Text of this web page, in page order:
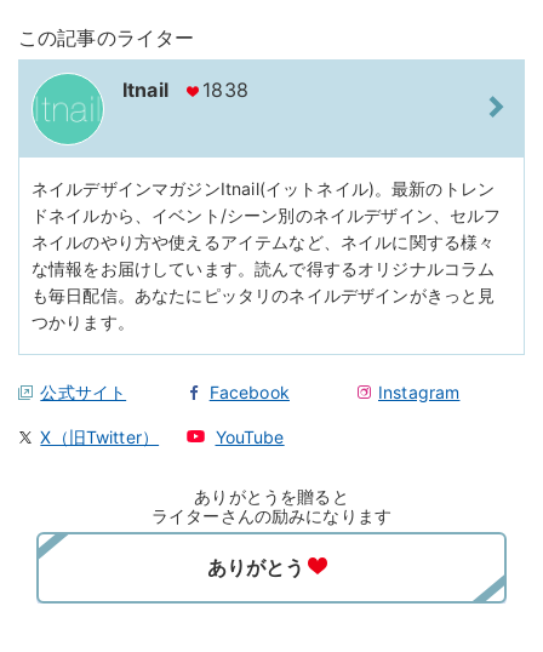
この記事のライター
Itnail 1838
ネイルデザインマガジンItnail(イットネイル)。最新のトレン
ドネイルから、イベント/シーン別のネイルデザイン、セルフ
ネイルのやり方や使えるアイテムなど、ネイルに関する様々
な情報をお届けしています。読んで得するオリジナルコラム
も毎日配信。あなたにピッタリのネイルデザインがきっと見
つかります。
公式サイト Facebook Instagram
X（旧Twitter） YouTube
ありがとうを贈ると
ライターさんの励みになります